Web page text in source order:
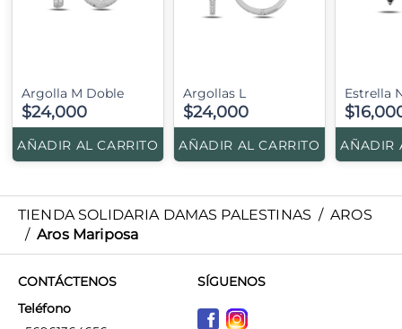
Argolla M Doble
$24,000
AÑADIR AL CARRITO
Argollas L
$24,000
AÑADIR AL CARRITO
Estrella
AÑADIR
TIENDA SOLIDARIA DAMAS PALESTINAS / AROS
/ Aros Mariposa
CONTÁCTENOS
Teléfono
SÍGUENOS